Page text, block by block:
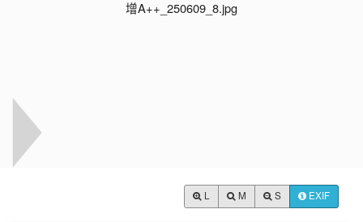
M S EXIF